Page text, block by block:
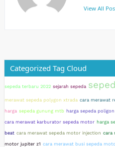
View All
Categorized Tag Cloud
sepeda terbaru 2022 sejarah sepeda
merawat sepeda polygon xtrada cara merawat
harga sepeda gunung mtb harga sepeda poligon
cara merawat karburator sepeda motor harga
beat cara merawat sepeda motor injection cara
motor jupiter z1 cara merawat busi sepeda